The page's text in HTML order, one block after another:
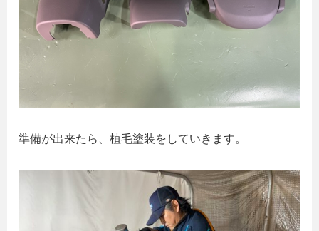
準備が出来たら、植毛塗装をしていきます。